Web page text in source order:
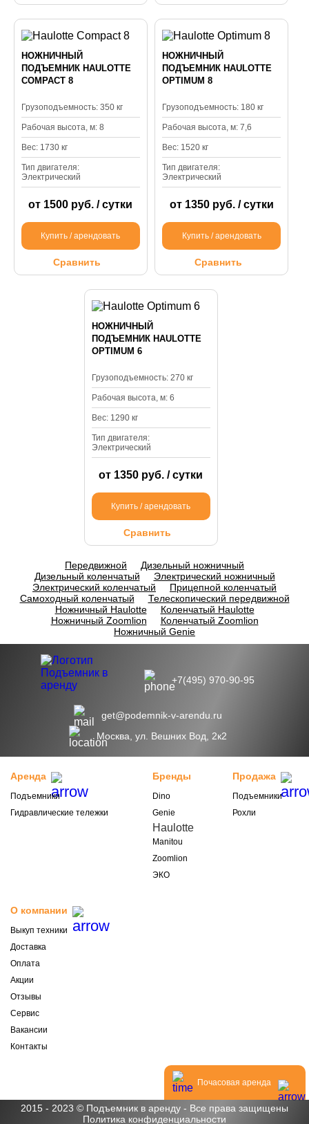
НОЖНИЧНЫЙ
ПОДЪЕМНИК HAULOTTE
COMPACT 8
Грузоподъемность: 350 кг
Рабочая высота, м: 8
Вес: 1730 кг
Тип двигателя:
Электрический
от 1500 руб. / сутки
Купить / арендовать
Сравнить
НОЖНИЧНЫЙ
ПОДЪЕМНИК HAULOTTE
OPTIMUM 8
Грузоподъемность: 180 кг
Рабочая высота, м: 7,6
Вес: 1520 кг
Тип двигателя:
Электрический
от 1350 руб. / сутки
Купить / арендовать
Сравнить
НОЖНИЧНЫЙ
ПОДЪЕМНИК HAULOTTE
OPTIMUM 6
Грузоподъемность: 270 кг
Рабочая высота, м: 6
Вес: 1290 кг
Тип двигателя:
Электрический
от 1350 руб. / сутки
Купить / арендовать
Сравнить
Передвижной
Дизельный ножничный
Дизельный коленчатый
Электрический ножничный
Электрический коленчатый
Прицепной коленчатый
Самоходный коленчатый
Телескопический передвижной
Ножничный Haulotte
Коленчатый Haulotte
Ножничный Zoomlion
Коленчатый Zoomlion
Ножничный Genie
+7(495) 970-90-95
get@podemnik-v-arendu.ru
Москва, ул. Вешних Вод, 2к2
Аренда
Почасовая аренда
Подъемники
Гидравлические тележки
Бренды
Dino
Genie
Haulotte
Manitou
Zoomlion
ЭКО
Продажа
Подъемники
Рохли
О компании
Выкуп техники
Доставка
Оплата
Акции
Отзывы
Сервис
Вакансии
Контакты
2015 - 2023 © Подъемник в аренду - Все права защищены
Политика конфиденциальности